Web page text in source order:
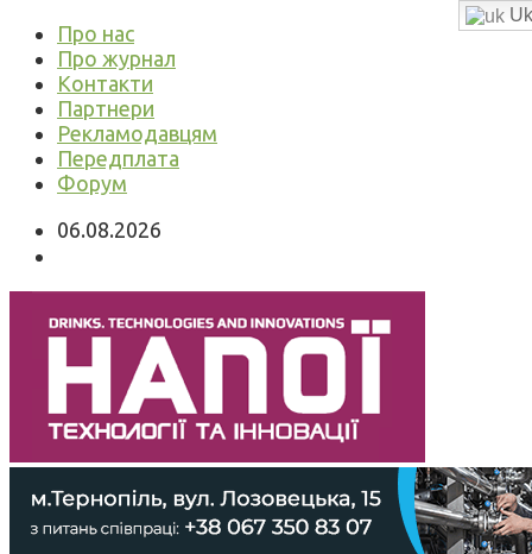
Про нас
Про журнал
Контакти
Партнери
Рекламодавцям
Передплата
Форум
06.08.2026